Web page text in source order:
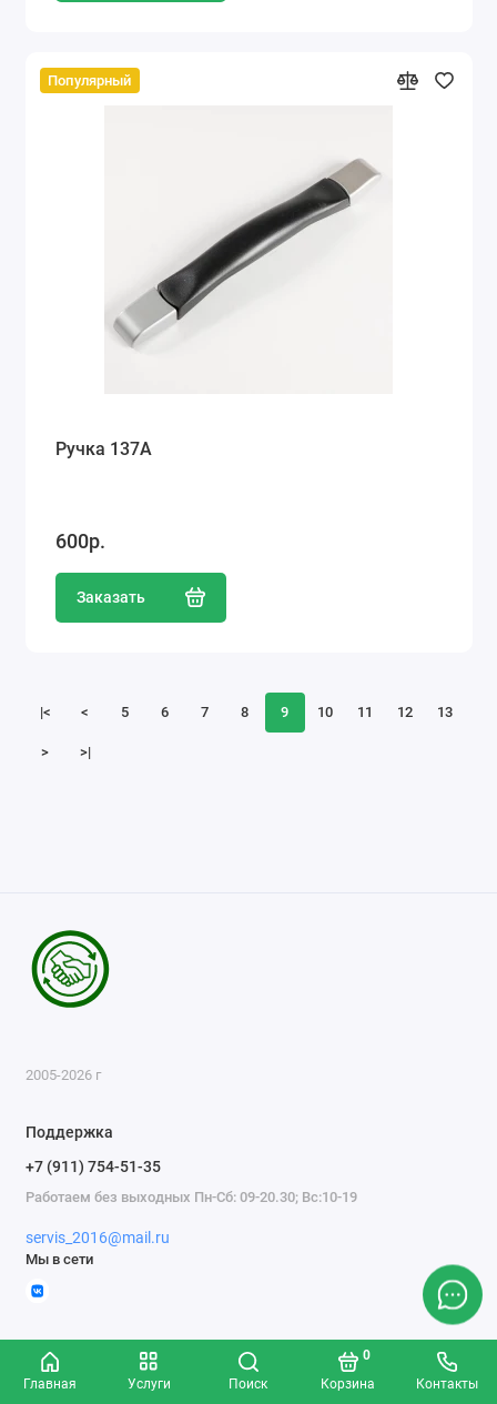
Главная Услуги Поиск Корзина
0
Контакты
Популярный
Ручка 137А
600р.
Заказать
|< < 5 6 7 8 9 10 11 12 13
> >|
2005-2026 г
Поддержка
+7 (911) 754-51-35
Работаем без выходных Пн-Сб: 09-20.30; Вс:10-19
servis_2016@mail.ru
Мы в сети